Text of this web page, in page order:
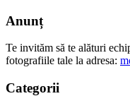
Anunț
Te invităm să te alături
fotografiile tale la adresa:
Categorii